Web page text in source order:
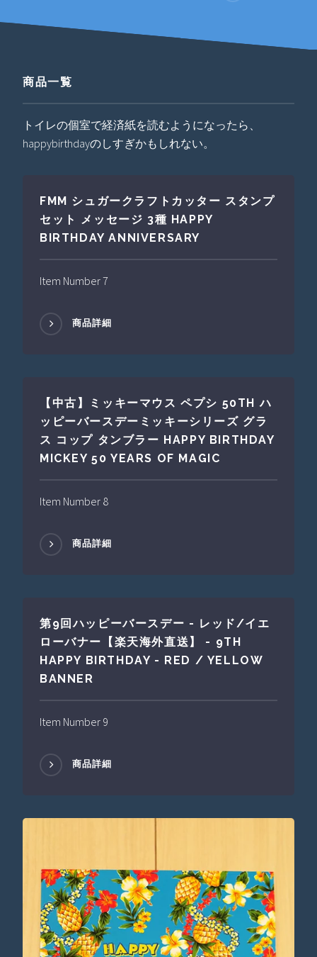
商品一覧
トイレの個室で経済紙を読むようになったら、
happybirthdayのしすぎかもしれない。
FMM シュガークラフトカッター スタンプ
セット メッセージ 3種 HAPPY
BIRTHDAY ANNIVERSARY
Item Number 7
商品詳細
【中古】ミッキーマウス ペプシ 50TH ハ
ッピーバースデーミッキーシリーズ グラ
ス コップ タンブラー HAPPY BIRTHDAY
MICKEY 50 YEARS OF MAGIC
Item Number 8
商品詳細
第9回ハッピーバースデー - レッド/イエ
ローバナー【楽天海外直送】 - 9TH
HAPPY BIRTHDAY - RED / YELLOW
BANNER
Item Number 9
商品詳細